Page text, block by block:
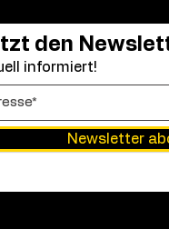
den
informiert!
Newsletter